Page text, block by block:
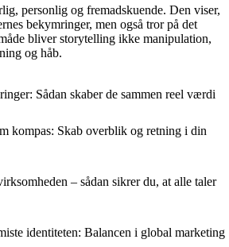
personlig og fremadskuende. Den viser,
bekymringer, men også tror på det
bliver storytelling ikke manipulation,
og håb.
Sådan skaber de sammen reel værdi
kompas: Skab overblik og retning i din
– sådan sikrer du, at alle taler
identiteten: Balancen i global marketing